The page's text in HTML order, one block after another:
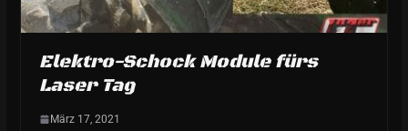
Elektro-Schock Module fürs
Laser Tag
März 17, 2021